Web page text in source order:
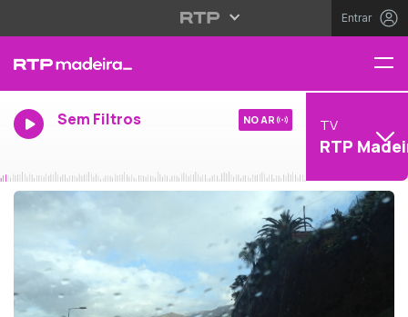
Entrar
Sem Filtros NO AR TV
RTP